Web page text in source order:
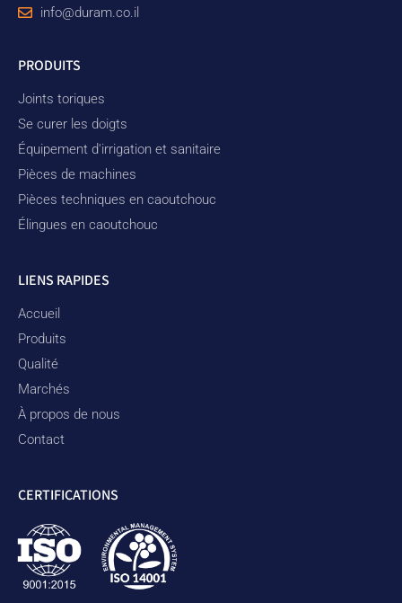
info@duram.co.il
PRODUITS
Joints toriques
Se curer les doigts
Équipement d'irrigation et sanitaire
Pièces de machines
Pièces techniques en caoutchouc
Élingues en caoutchouc
LIENS RAPIDES
Accueil
Produits
Qualité
Marchés
À propos de nous
Contact
CERTIFICATIONS